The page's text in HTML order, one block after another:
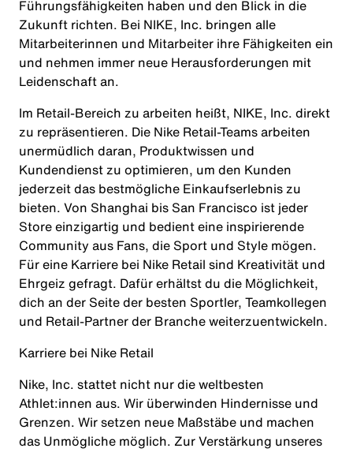
Führungsfähigkeiten haben und den Blick in die
Zukunft richten. Bei NIKE, Inc. bringen alle
Mitarbeiterinnen und Mitarbeiter ihre Fähigkeiten ein
und nehmen immer neue Herausforderungen mit
Leidenschaft an.
Im Retail-Bereich zu arbeiten heißt, NIKE, Inc. direkt
zu repräsentieren. Die Nike Retail-Teams arbeiten
unermüdlich daran, Produktwissen und
Kundendienst zu optimieren, um den Kunden
jederzeit das bestmögliche Einkaufserlebnis zu
bieten. Von Shanghai bis San Francisco ist jeder
Store einzigartig und bedient eine inspirierende
Community aus Fans, die Sport und Style mögen.
Für eine Karriere bei Nike Retail sind Kreativität und
Ehrgeiz gefragt. Dafür erhältst du die Möglichkeit,
dich an der Seite der besten Sportler, Teamkollegen
und Retail-Partner der Branche weiterzuentwickeln.
Karriere bei Nike Retail
Nike, Inc. stattet nicht nur die weltbesten
Athlet:innen aus. Wir überwinden Hindernisse und
Grenzen. Wir setzen neue Maßstäbe und machen
das Unmögliche möglich. Zur Verstärkung unseres